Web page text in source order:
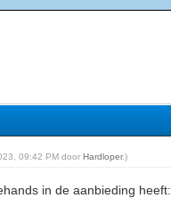
09:42 PM doorHardloper.)
in de aanbieding heeft: